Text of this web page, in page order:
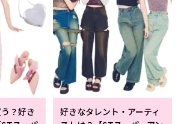
？好き
好きなタレント・アーティ